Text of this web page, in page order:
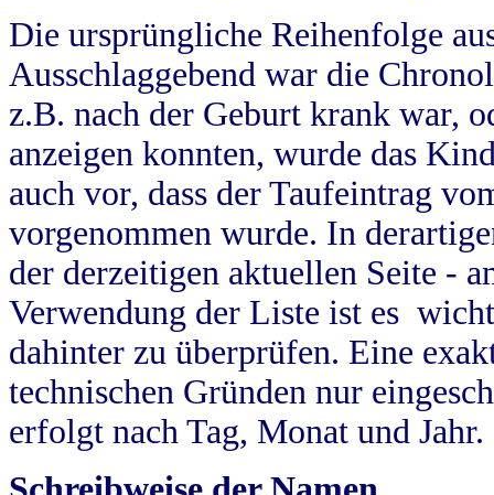
Die ursprüngliche Reihenfolge
Ausschlaggebend war die
z.B. nach der Geburt krank war,
anzeigen konnten, wurde das
auch vor, dass der Taufeintrag
vorgenommen wurde. In
der derzeitigen aktuellen Seite -
Verwendung der Liste ist es
dahinter zu überprüfen. Eine
technischen Gründen nur
erfolgt nach Tag, Monat und Jahr.